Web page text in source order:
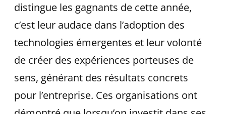
distingue les gagnants de cette année,
c’est leur audace dans l’adoption des
technologies émergentes et leur volonté
de créer des expériences porteuses de
sens, générant des résultats concrets
pour l’entreprise. Ces organisations ont